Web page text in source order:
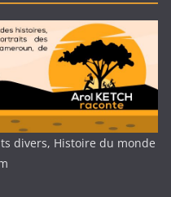
divers, Histoire du monde